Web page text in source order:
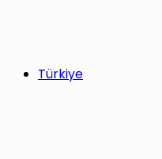
Türkiye